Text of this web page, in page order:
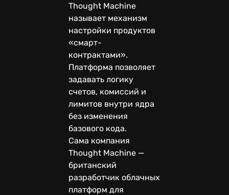
Thought Machine
называет механизм
настройки продуктов
«смарт-
контрактами».
Платформа позволяет
задавать логику
счетов, комиссий и
лимитов внутри ядра
без изменения
базового кода.
Сама компания
Thought Machine —
британский
разработчик облачных
платформ для